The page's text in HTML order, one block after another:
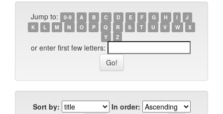
Jump to: 0-9 A B C D E F G H I
J
K
L M N O P Q R S T U V W
X
Y
Z
or enter first few letters:
Sort by:
In order: